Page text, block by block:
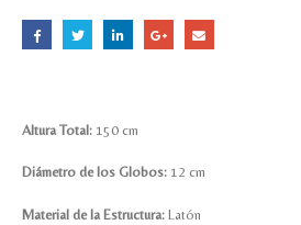
Altura Total: 150 cm
Diámetro de los Globos: 12 cm
Material de la Estructura: Latón